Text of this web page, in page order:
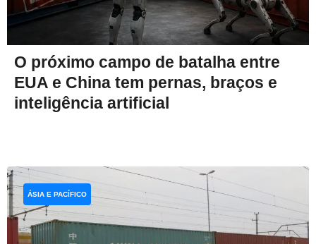
O próximo campo de batalha entre
EUA e China tem pernas, braços e
inteligência artificial
ÁSIA E PACÍFICO